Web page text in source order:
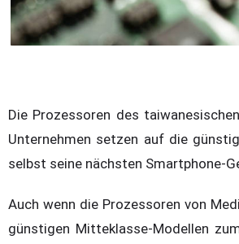
Die Prozessoren des
Unternehmen setzen auf die
selbst seine nächsten Smartphone-
Auch wenn die Prozessoren von
günstigen Mitteklasse-Modellen